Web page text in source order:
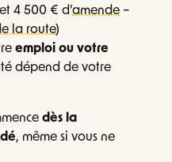
4 500 € d’amende –
la route)
emploi ou votre
dépend de votre
dès la
, même si vous ne